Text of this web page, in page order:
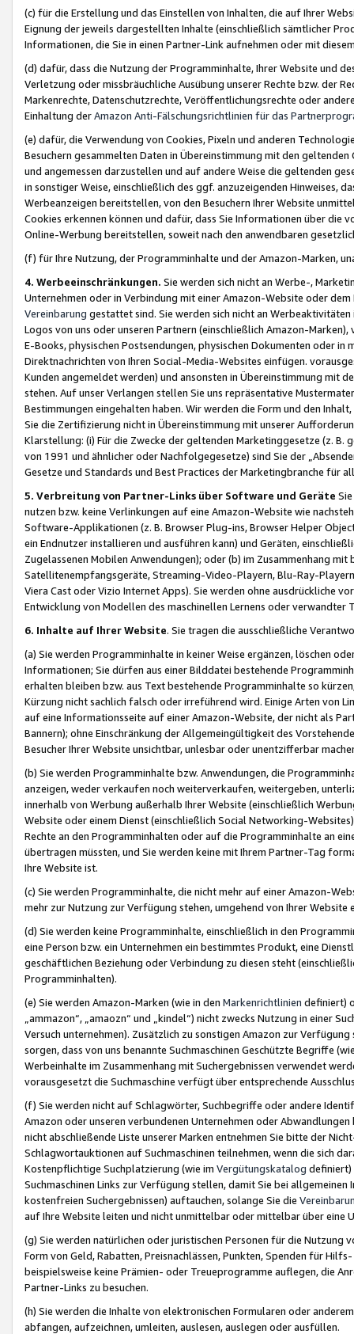
(c) für die Erstellung und das Einstellen von Inhalten, die auf Ihrer
Eignung der jeweils dargestellten Inhalte (einschließlich sämtlicher
Informationen, die Sie in einen Partner-Link aufnehmen oder mit
(d) dafür, dass die Nutzung der Programminhalte, Ihrer Website und
Verletzung oder missbräuchliche Ausübung unserer Rechte bzw. der
Markenrechte, Datenschutzrechte, Veröffentlichungsrechte oder
Einhaltung derAmazon Anti-Fälschungsrichtlinien für das
(e) dafür, die Verwendung von Cookies, Pixeln und anderen
Besuchern gesammelten Daten in Übereinstimmung mit den
und angemessen darzustellen und auf andere Weise die geltenden
in sonstiger Weise, einschließlich des ggf. anzuzeigenden Hinweises,
Werbeanzeigen bereitstellen, von den Besuchern Ihrer Website
Cookies erkennen können und dafür, dass Sie Informationen über die
Online-Werbung bereitstellen, soweit nach den anwendbaren
(f) für Ihre Nutzung, der Programminhalte und der Amazon-Marken,
4. Werbeeinschränkungen. Sie werden sich nicht an Werbe-,
Unternehmen oder in Verbindung mit einer Amazon-Website oder
Vereinbarung gestattet sind. Sie werden sich nicht an
Logos von uns oder unseren Partnern (einschließlich Amazon-
E-Books, physischen Postsendungen, physischen Dokumenten oder in
Direktnachrichten von Ihren Social-Media-Websites einfügen.
Kunden angemeldet werden) und ansonsten in Übereinstimmung mit
stehen. Auf unser Verlangen stellen Sie uns repräsentative
Bestimmungen eingehalten haben. Wir werden die Form und den
Sie die Zertifizierung nicht in Übereinstimmung mit unserer
Klarstellung: (i) Für die Zwecke der geltenden Marketinggesetze (z. B.
von 1991 und ähnlicher oder Nachfolgegesetze) sind Sie der
Gesetze und Standards und Best Practices der Marketingbranche für
5. Verbreitung von Partner-Links über Software und Geräte
nutzen bzw. keine Verlinkungen auf eine Amazon-Website wie
Software-Applikationen (z. B. Browser Plug-ins, Browser Helper
ein Endnutzer installieren und ausführen kann) und Geräten,
Zugelassenen Mobilen Anwendungen); oder (b) im Zusammenhang
Satellitenempfangsgeräte, Streaming-Video-Playern, Blu-Ray-
Viera Cast oder Vizio Internet Apps). Sie werden ohne ausdrückliche
Entwicklung von Modellen des maschinellen Lernens oder
6. Inhalte auf Ihrer Website. Sie tragen die ausschließliche
(a) Sie werden Programminhalte in keiner Weise ergänzen, löschen
Informationen; Sie dürfen aus einer Bilddatei bestehende
erhalten bleiben bzw. aus Text bestehende Programminhalte so
Kürzung nicht sachlich falsch oder irreführend wird. Einige Arten von
auf eine Informationsseite auf einer Amazon-Website, der nicht als
Bannern); ohne Einschränkung der Allgemeingültigkeit des
Besucher Ihrer Website unsichtbar, unlesbar oder unentzifferbar
(b) Sie werden Programminhalte bzw. Anwendungen, die
anzeigen, weder verkaufen noch weiterverkaufen, weitergeben,
innerhalb von Werbung außerhalb Ihrer Website (einschließlich
Website oder einem Dienst (einschließlich Social Networking-
Rechte an den Programminhalten oder auf die Programminhalte an
übertragen müssten, und Sie werden keine mit Ihrem Partner-Tag
Ihre Website ist.
(c) Sie werden Programminhalte, die nicht mehr auf einer Amazon-
mehr zur Nutzung zur Verfügung stehen, umgehend von Ihrer
(d) Sie werden keine Programminhalte, einschließlich in den
eine Person bzw. ein Unternehmen ein bestimmtes Produkt, eine
geschäftlichen Beziehung oder Verbindung zu diesen steht
Programminhalten).
(e) Sie werden Amazon-Marken (wie in den Markenrichtlinien definiert)
„ammazon“, „amaozn“ und „kindel“) nicht zwecks Nutzung in einer
Versuch unternehmen). Zusätzlich zu sonstigen Amazon zur
sorgen, dass von uns benannte Suchmaschinen Geschützte Begriffe
Werbeinhalte im Zusammenhang mit Suchergebnissen verwendet
vorausgesetzt die Suchmaschine verfügt über entsprechende
(f) Sie werden nicht auf Schlagwörter, Suchbegriffe oder andere
Amazon oder unseren verbundenen Unternehmen oder
nicht abschließende Liste unserer Marken entnehmen Sie bitte der
Schlagwortauktionen auf Suchmaschinen teilnehmen, wenn die sich
Kostenpflichtige Suchplatzierung (wie im Vergütungskatalog definiert)
Suchmaschinen Links zur Verfügung stellen, damit Sie bei
kostenfreien Suchergebnissen) auftauchen, solange Sie die
auf Ihre Website leiten und nicht unmittelbar oder mittelbar über eine
(g) Sie werden natürlichen oder juristischen Personen für die Nutzung
Form von Geld, Rabatten, Preisnachlässen, Punkten, Spenden für
beispielsweise keine Prämien- oder Treueprogramme auflegen, die
Partner-Links zu besuchen.
(h) Sie werden die Inhalte von elektronischen Formularen oder
abfangen, aufzeichnen, umleiten, auslesen, auslegen oder ausfüllen.